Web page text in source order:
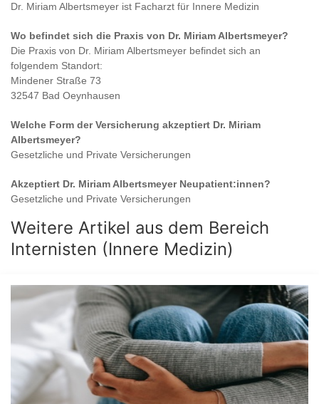
Dr. Miriam Albertsmeyer ist Facharzt für Innere Medizin
Wo befindet sich die Praxis von Dr. Miriam Albertsmeyer?
Die Praxis von Dr. Miriam Albertsmeyer befindet sich an
folgendem Standort:
Mindener Straße 73
32547 Bad Oeynhausen
Welche Form der Versicherung akzeptiert Dr. Miriam
Albertsmeyer?
Gesetzliche und Private Versicherungen
Akzeptiert Dr. Miriam AlbertsmeyerNeupatient:innen?
Gesetzliche und Private Versicherungen
Weitere Artikel aus dem Bereich
Internisten (Innere Medizin)